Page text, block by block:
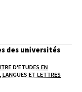
des universités
D'ETUDES EN
LANGUES ET LETTRES